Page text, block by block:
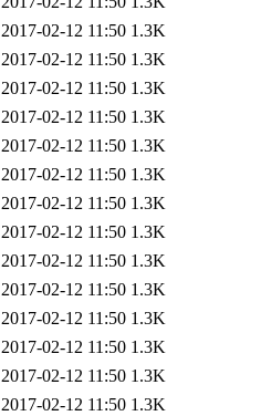
2017-02-12 11:50 1.3K
2017-02-12 11:50 1.3K
2017-02-12 11:50 1.3K
2017-02-12 11:50 1.3K
2017-02-12 11:50 1.3K
2017-02-12 11:50 1.3K
2017-02-12 11:50 1.3K
2017-02-12 11:50 1.3K
2017-02-12 11:50 1.3K
2017-02-12 11:50 1.3K
2017-02-12 11:50 1.3K
2017-02-12 11:50 1.3K
2017-02-12 11:50 1.3K
2017-02-12 11:50 1.3K